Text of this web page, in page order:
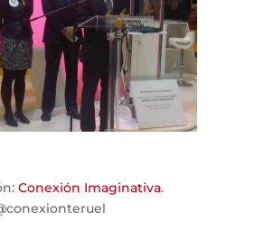
Conexión Imaginativa.